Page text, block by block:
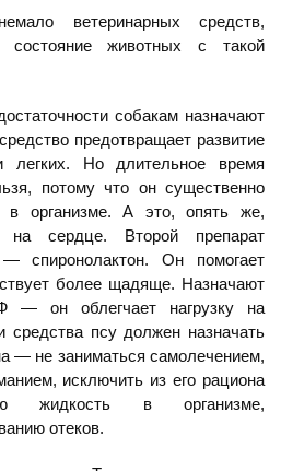
ветеринарных средств,
состояние животных с такой
собакам назначают
предотвращает развитие
Но длительное время
потому что он существенно
в организме. А это, опять же,
на сердце. Второй препарат
— спиронолактон. Он помогает
более щадяще. Назначают
— он облегчает нагрузку на
средства псу должен назначать
— не заниматься самолечением,
исключить из его рациона
жидкость в организме,
отеков.